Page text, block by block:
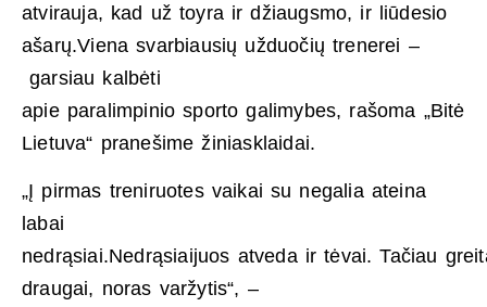
atvirauja, kad už toyra ir džiaugsmo, ir liūdesio
ašarų.Viena svarbiausių užduočių trenerei –
garsiau kalbėti
apie paralimpinio sporto galimybes, rašoma „Bitė
Lietuva“ pranešime žiniasklaidai.
„Į pirmas treniruotes vaikai su negalia ateina
labai
nedrąsiai.Nedrąsiaijuos atveda ir tėvai. Tačiau
draugai, noras varžytis“, –